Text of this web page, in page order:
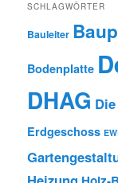
SCHLAGWÖRTER
Bauleiter
Bodenplatte
DHAG
Erdgeschoss